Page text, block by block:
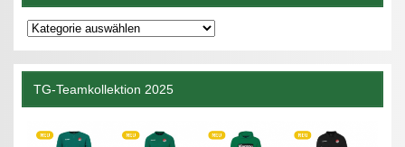
Kategorien
TG-Teamkollektion 2025